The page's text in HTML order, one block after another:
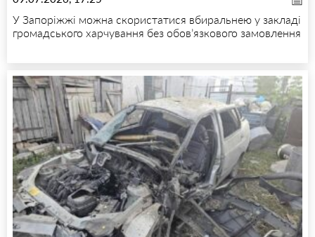
У Запоріжжі можна скористатися вбиральнею у закладі
громадського харчування без обов’язкового замовлення